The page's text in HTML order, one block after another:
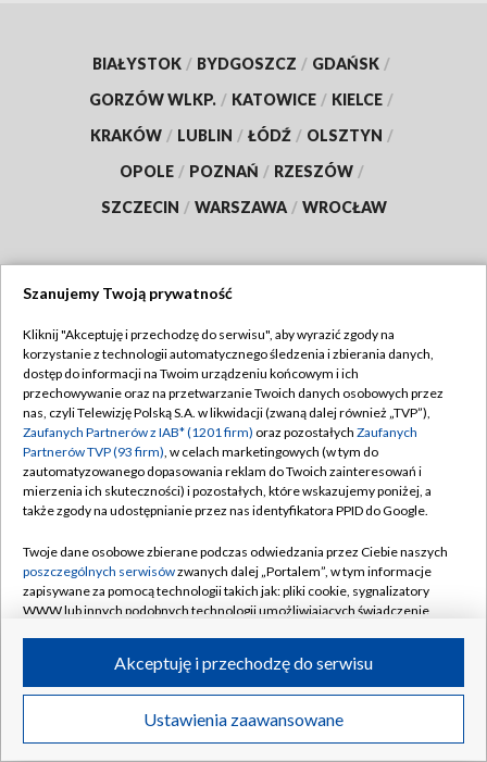
BIAŁYSTOK / BYDGOSZCZ / GDAŃSK /
GORZÓW WLKP. / KATOWICE / KIELCE /
KRAKÓW / LUBLIN / ŁÓDŹ / OLSZTYN /
OPOLE / POZNAŃ / RZESZÓW /
SZCZECIN / WARSZAWA / WROCŁAW
TVP
Abonament TVP
Emisja w TVP
Centrum informacji TVP
Naziemna Telewizja Cyfrowa
Rada Programowa
System NOS
Informacje o nadawcy
Program dla prasy
Ogłoszenie przetargowe
Regulamin TVP
Polityka prywatności
Moje zgody
Pomoc
Kontakt
Kanały
©2026 Telewizja Polska S.A. w likwidacji
Szanujemy Twoją prywatność
Kliknij "Akceptuję i przechodzę do serwisu", aby wyrazić zgody na
korzystanie z technologii automatycznego śledzenia i zbierania danych,
dostęp do informacji na Twoim urządzeniu końcowym i ich
przechowywanie oraz na przetwarzanie Twoich danych osobowych przez
nas, czyli Telewizję Polską S.A. w likwidacji (zwaną dalej również „TVP”),
Zaufanych Partnerów z IAB* (1201 firm) oraz pozostałych Zaufanych
Partnerów TVP (93 firm), w celach marketingowych (w tym do
zautomatyzowanego dopasowania reklam do Twoich zainteresowań i
mierzenia ich skuteczności) i pozostałych, które wskazujemy poniżej, a
także zgody na udostępnianie przez nas identyfikatora PPID do Google.
Twoje dane osobowe zbierane podczas odwiedzania przez Ciebie naszych
poszczególnych serwisówzwanych dalej „Portalem”, w tym informacje
zapisywane za pomocą technologii takich jak: pliki cookie, sygnalizatory
WWW lub innych podobnych technologii umożliwiających świadczenie
ruchu w Internecie.
Twoje dane osobowe zbierane podczas odwiedzania przez Ciebie
poszczególnych serwisówna Portalu, takie jak adresy IP, identyfikatory
Ustawienia zaawansowane
Akceptuję i przechodzę do serwisu